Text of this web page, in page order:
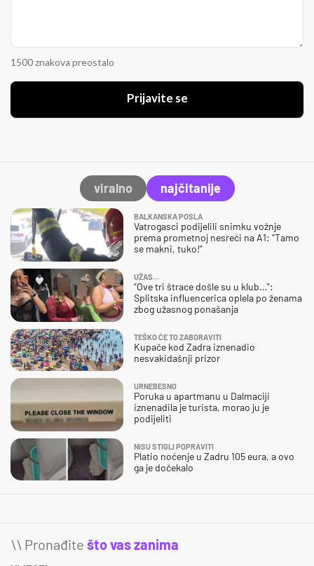
1500 znakova preostalo
Prijavite se
viralno najčitanije
BALKANSKA POSLA
Vatrogasci podijelili snimku vožnje
prema prometnoj nesreći na A1: "Tamo
se makni, tuko!"
UŽAS…
"Ove tri štrace došle su u klub…":
Splitska influencerica oplela po ženama
zbog užasnog ponašanja
TEŠKO ĆE TO ZABORAVITI
Kupače kod Zadra iznenadio
nesvakidašnji prizor
URNEBESNO
Poruka u apartmanu u Dalmaciji
iznenadila je turista, morao ju je
podijeliti
NISU STIGLI POPRAVITI
Platio noćenje u Zadru 105 eura, a ovo
ga je dočekalo
\\ Pronađite što vas zanima